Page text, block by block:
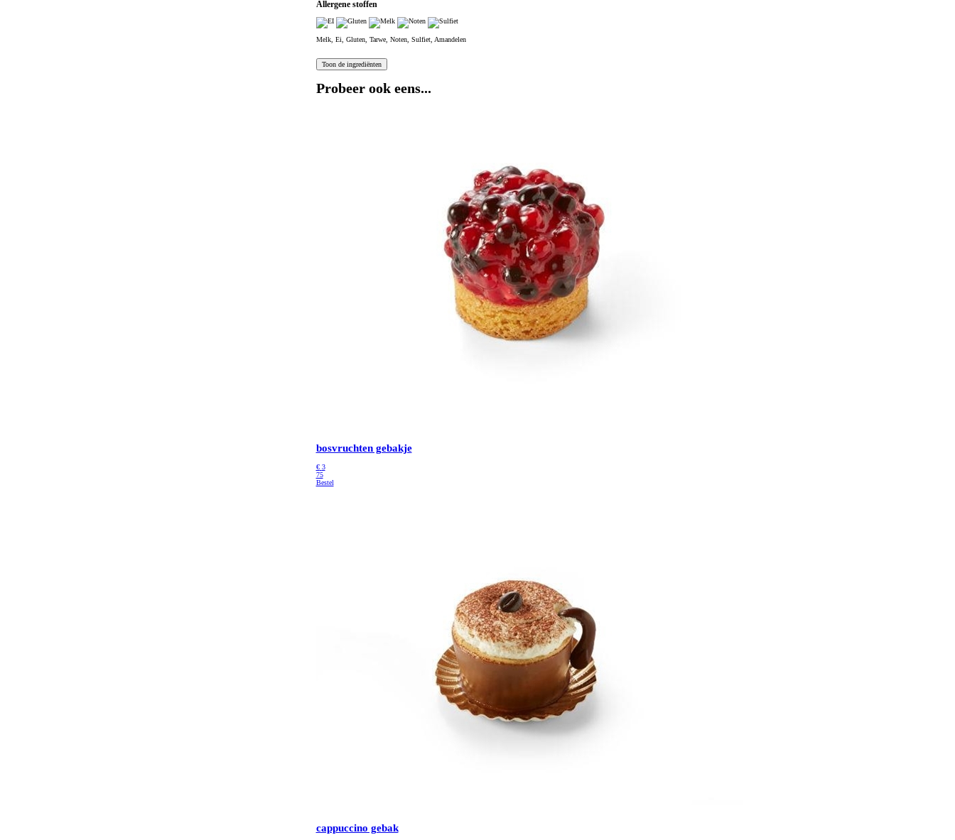
Allergene stoffen
Melk, Ei, Gluten, Tarwe, Noten, Sulfiet, Amandelen
Probeer ook eens...
bosvruchten gebakje
€ 3
75
Bestel
cappuccino gebak